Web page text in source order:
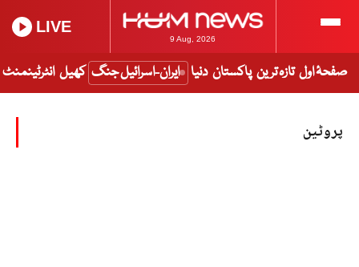
9 Aug, 2026
LIVE
صفحۂ اول تازہ ترین پاکستان دنیا ایران-اسرائیل جنگ کھیل انٹرٹینمنٹ
پروٹین